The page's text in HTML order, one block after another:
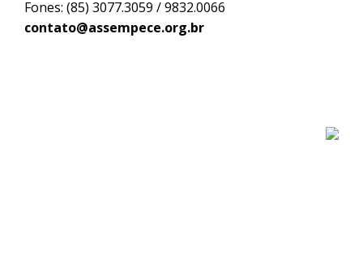
Fones: (85) 3077.3059 / 9832.0066
contato@assempece.org.br